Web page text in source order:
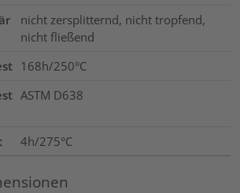
nicht zersplitternd, nicht tropfend,
nicht fließend
168h/250°C
ASTM D638
4h/275°C